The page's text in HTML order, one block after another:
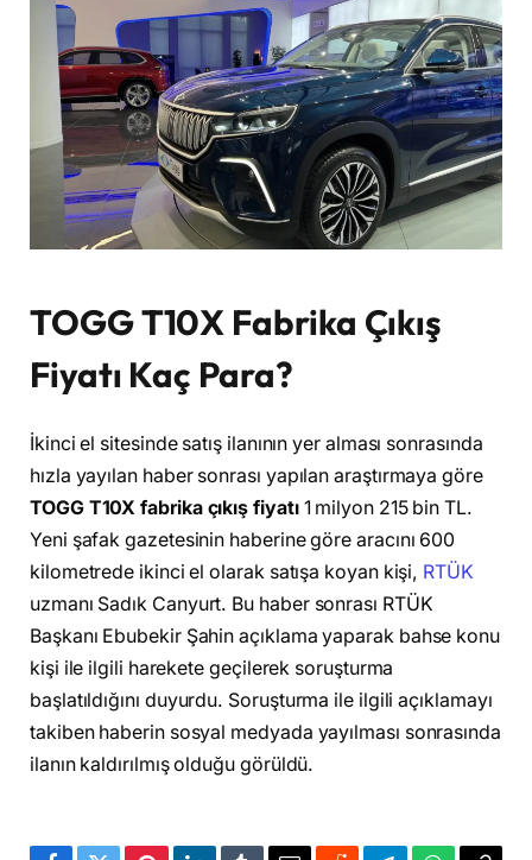
TOGG T10X Fabrika Çıkış
Fiyatı Kaç Para?
İkinci el sitesinde satış ilanının yer alması sonrasında
hızla yayılan haber sonrası yapılan araştırmaya göre
TOGG T10X fabrika çıkış fiyatı1 milyon 215 bin TL.
Yeni şafak gazetesinin haberine göre aracını 600
kilometrede ikinci el olarak satışa koyan kişi, RTÜK
uzmanı Sadık Canyurt. Bu haber sonrası RTÜK
Başkanı Ebubekir Şahin açıklama yaparak bahse konu
kişi ile ilgili harekete geçilerek soruşturma
başlatıldığını duyurdu. Soruşturma ile ilgili açıklamayı
takiben haberin sosyal medyada yayılması sonrasında
ilanın kaldırılmış olduğu görüldü.